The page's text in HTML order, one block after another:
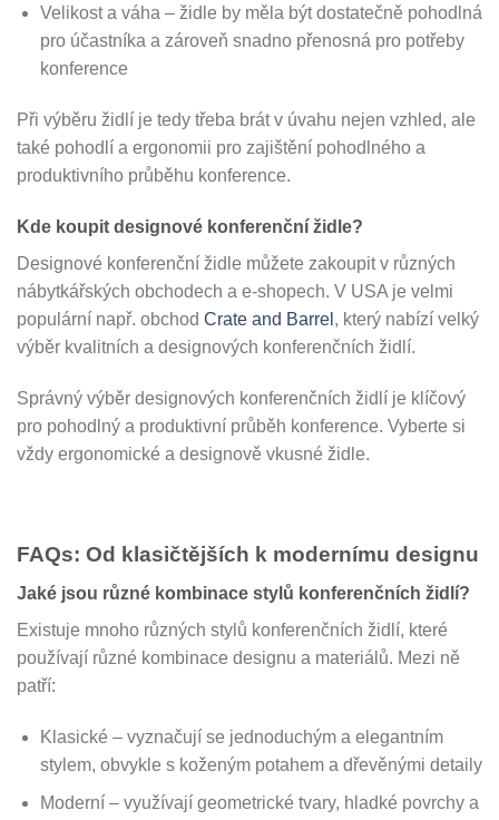
Velikost a váha – židle by měla být dostatečně pohodlná
pro účastníka a zároveň snadno přenosná pro potřeby
konference
Při výběru židlí je tedy třeba brát v úvahu nejen vzhled, ale
také pohodlí a ergonomii pro zajištění pohodlného a
produktivního průběhu konference.
Kde koupit designové konferenční židle?
Designové konferenční židle můžete zakoupit v různých
nábytkářských obchodech a e-shopech. V USA je velmi
populární např. obchod Crate and Barrel , který nabízí velký
výběr kvalitních a designových konferenčních židlí.
Správný výběr designových konferenčních židlí je klíčový
pro pohodlný a produktivní průběh konference. Vyberte si
vždy ergonomické a designově vkusné židle.
FAQs: Od klasičtějších k modernímu designu
Jaké jsou různé kombinace stylů konferenčních židlí?
Existuje mnoho různých stylů konferenčních židlí, které
používají různé kombinace designu a materiálů. Mezi ně
patří:
Klasické – vyznačují se jednoduchým a elegantním
stylem, obvykle s koženým potahem a dřevěnými detaily
Moderní – využívají geometrické tvary, hladké povrchy a